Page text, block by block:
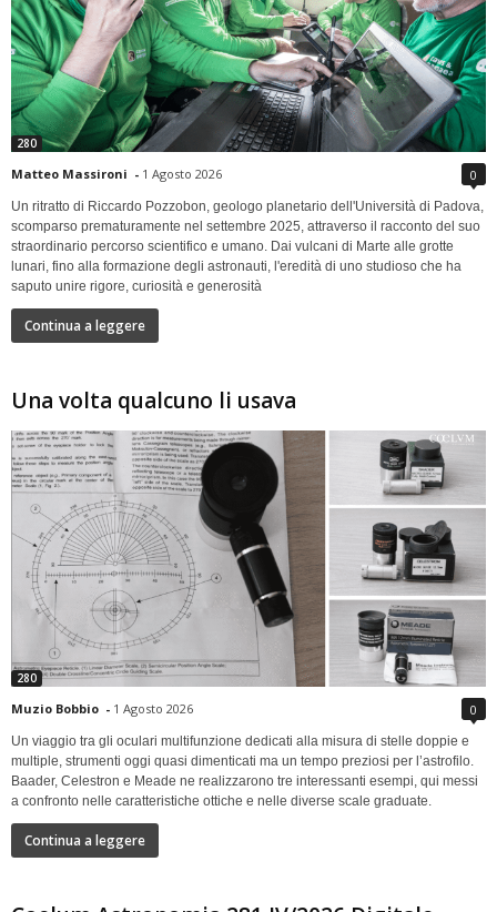
280
Matteo Massironi - 1 Agosto 2026 0
Un ritratto di Riccardo Pozzobon, geologo planetario dell'Università di Padova,
scomparso prematuramente nel settembre 2025, attraverso il racconto del suo
straordinario percorso scientifico e umano. Dai vulcani di Marte alle grotte
lunari, fino alla formazione degli astronauti, l'eredità di uno studioso che ha
saputo unire rigore, curiosità e generosità
Continua a leggere
Una volta qualcuno li usava
280
Muzio Bobbio - 1 Agosto 2026 0
Un viaggio tra gli oculari multifunzione dedicati alla misura di stelle doppie e
multiple, strumenti oggi quasi dimenticati ma un tempo preziosi per l’astrofilo.
Baader, Celestron e Meade ne realizzarono tre interessanti esempi, qui messi
a confronto nelle caratteristiche ottiche e nelle diverse scale graduate.
Continua a leggere